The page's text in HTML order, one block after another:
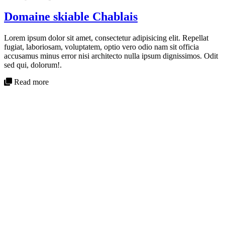
Domaine skiable Chablais
Lorem ipsum dolor sit amet, consectetur adipisicing elit. Repellat
fugiat, laboriosam, voluptatem, optio vero odio nam sit officia
accusamus minus error nisi architecto nulla ipsum dignissimos. Odit
sed qui, dolorum!.
Read more